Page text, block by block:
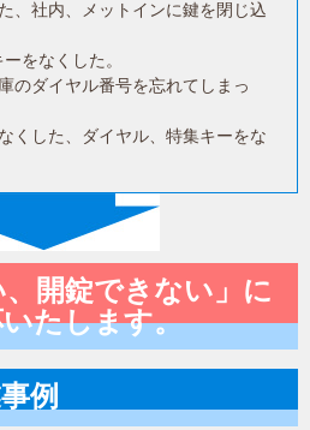
、社内、メットインに鍵を閉じ込
をなくした。
のダイヤル番号を忘れてしまっ
くした、ダイヤル、特集キーをな
、開錠できない」に
たします。
例